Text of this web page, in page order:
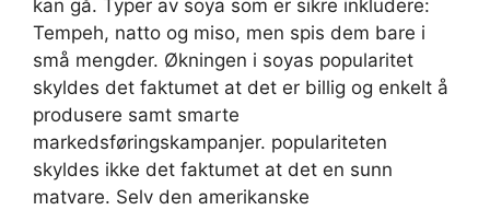
kan gå. Typer av soya som er sikre inkludere:
Tempeh, natto og miso, men spis dem bare i
små mengder. Økningen i soyas popularitet
skyldes det faktumet at det er billig og enkelt å
produsere samt smarte
markedsføringskampanjer. populariteten
skyldes ikke det faktumet at det en sunn
matvare. Selv den amerikanske